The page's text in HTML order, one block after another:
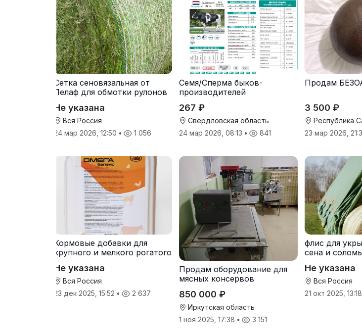
Сетка сеновязальная от
Лелаф для обмотки рулонов
Не указана
Вся Россия
24 мар 2026, 12:50 • 1 056
Семя/Сперма быков-
производителей
267 ₽
Свердловская область
24 мар 2026, 08:13 • 841
Продам
3 500 ₽
Республика
23 мар 2026,
Кормовые добавки для
крупного и мелкого рогатого
Не указана
Вся Россия
23 дек 2025, 15:52 • 2 637
Продам оборудование для
мясных консервов
850 000 ₽
Иркутская область
1 ноя 2025, 17:38 • 3 151
флис для
сена и
Не указана
Вся Россия
21 окт 2025, 13:18